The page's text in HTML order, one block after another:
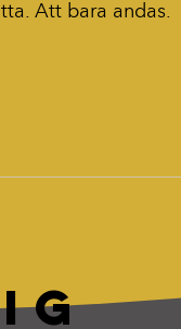
Att bara andas.